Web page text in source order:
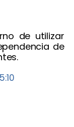
de utilizar
de